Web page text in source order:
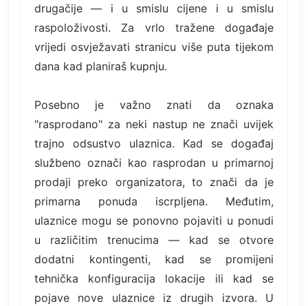
drugačije — i u smislu cijene i u smislu
raspoloživosti. Za vrlo tražene događaje
vrijedi osvježavati stranicu više puta tijekom
dana kad planiraš kupnju.
Posebno je važno znati da oznaka
"rasprodano" za neki nastup ne znači uvijek
trajno odsustvo ulaznica. Kad se događaj
službeno označi kao rasprodan u primarnoj
prodaji preko organizatora, to znači da je
primarna ponuda iscrpljena. Međutim,
ulaznice mogu se ponovno pojaviti u ponudi
u različitim trenucima — kad se otvore
dodatni kontingenti, kad se promijeni
tehnička konfiguracija lokacije ili kad se
pojave nove ulaznice iz drugih izvora. U